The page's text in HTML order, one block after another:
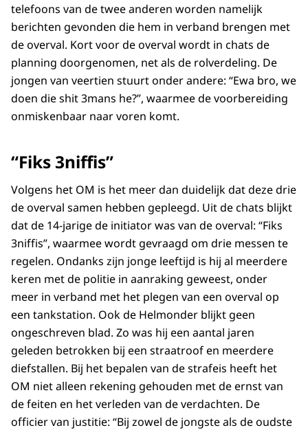
telefoons van de twee anderen worden namelijk
berichten gevonden die hem in verband brengen met
de overval. Kort voor de overval wordt in chats de
planning doorgenomen, net als de rolverdeling. De
jongen van veertien stuurt onder andere: “Ewa bro, we
doen die shit 3mans he?”, waarmee de voorbereiding
onmiskenbaar naar voren komt.
“Fiks 3niffis”
Volgens het OM is het meer dan duidelijk dat deze drie
de overval samen hebben gepleegd. Uit de chats blijkt
dat de 14-jarige de initiator was van de overval: “Fiks
3niffis”, waarmee wordt gevraagd om drie messen te
regelen. Ondanks zijn jonge leeftijd is hij al meerdere
keren met de politie in aanraking geweest, onder
meer in verband met het plegen van een overval op
een tankstation. Ook de Helmonder blijkt geen
ongeschreven blad. Zo was hij een aantal jaren
geleden betrokken bij een straatroof en meerdere
diefstallen. Bij het bepalen van de strafeis heeft het
OM niet alleen rekening gehouden met de ernst van
de feiten en het verleden van de verdachten. De
officier van justitie: “Bij zowel de jongste als de oudste